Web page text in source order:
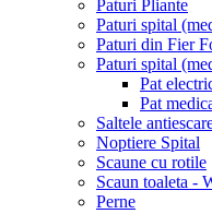
Paturi Pliante
Paturi spital
Paturi din Fier
Paturi spital
Pat
Pat
Saltele
Noptiere Spital
Scaune cu rotile
Scaun toaleta -
Perne